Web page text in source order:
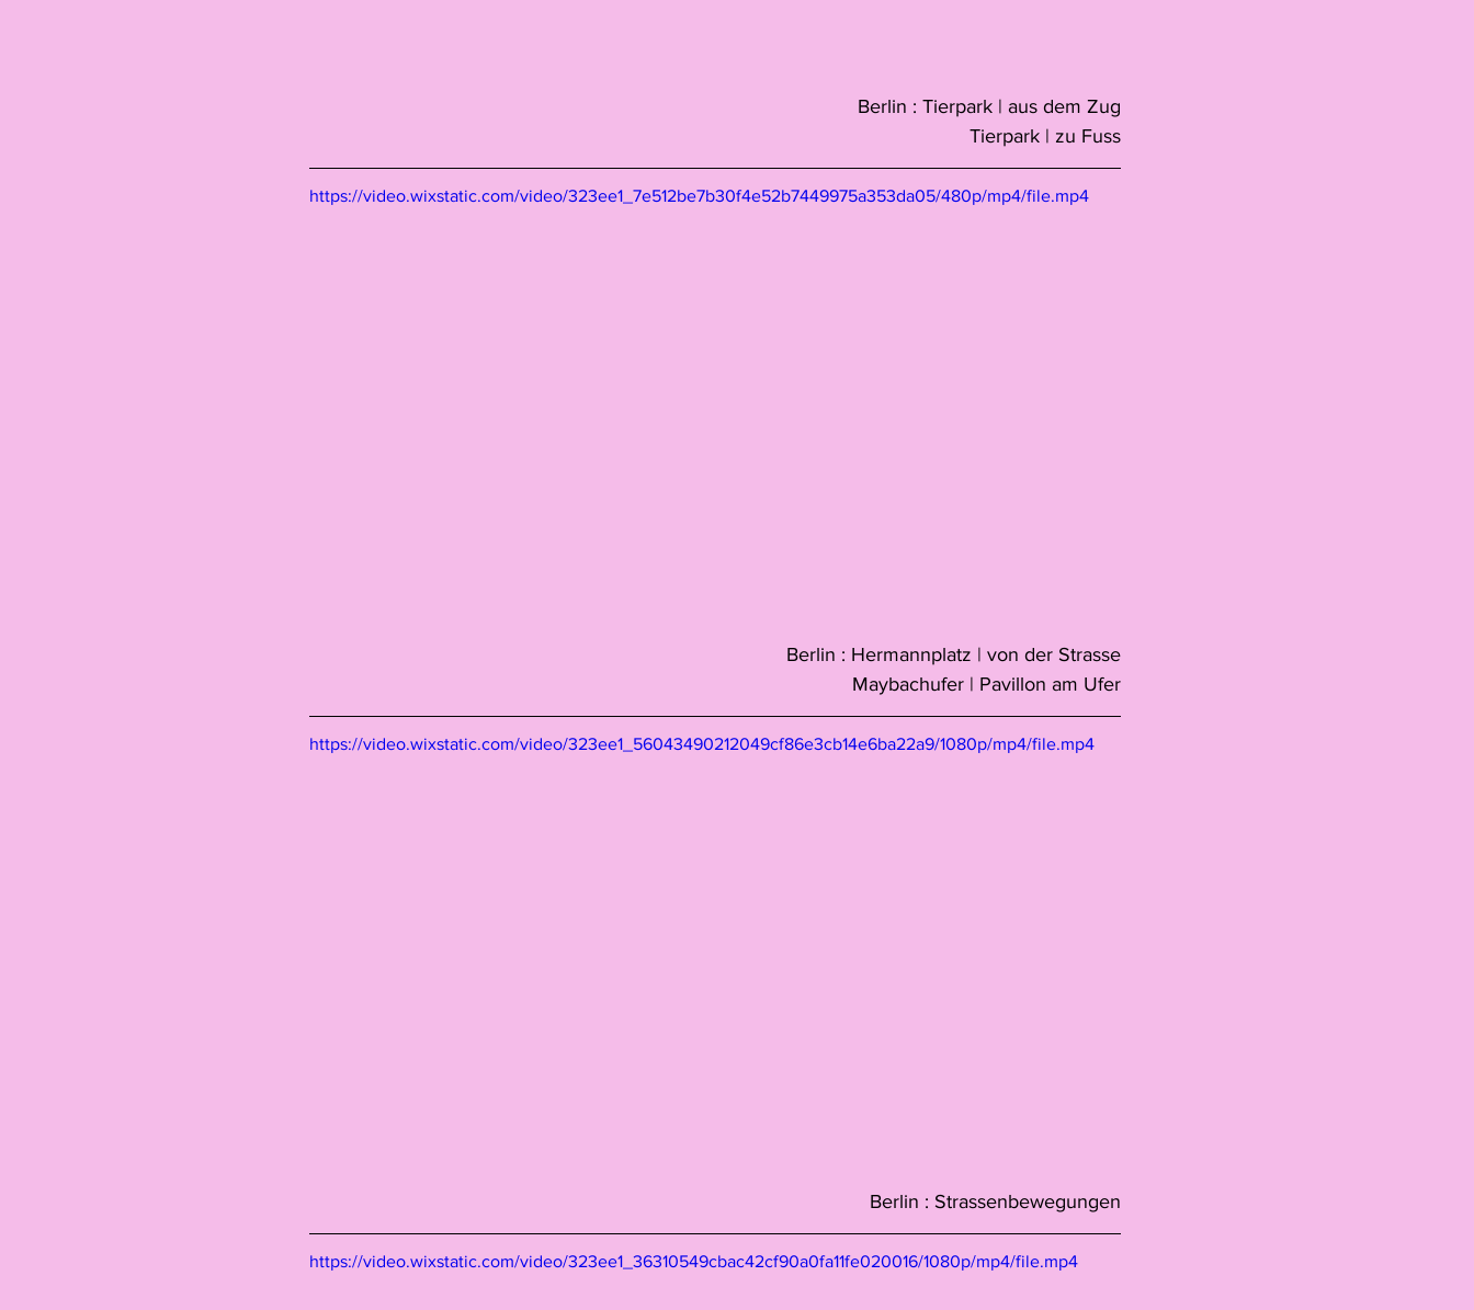
Berlin : Tierpark | aus dem Zug
Tierpark | zu Fuss
https://video.wixstatic.com/video/323ee1_7e512be7b30f4e52b7449975a353da05/480p/mp4/file.mp4
Berlin : Hermannplatz | von der Strasse
Maybachufer | Pavillon am Ufer
https://video.wixstatic.com/video/323ee1_56043490212049cf86e3cb14e6ba22a9/1080p/mp4/file.mp4
Berlin : Strassenbewegungen
https://video.wixstatic.com/video/323ee1_36310549cbac42cf90a0fa11fe020016/1080p/mp4/file.mp4